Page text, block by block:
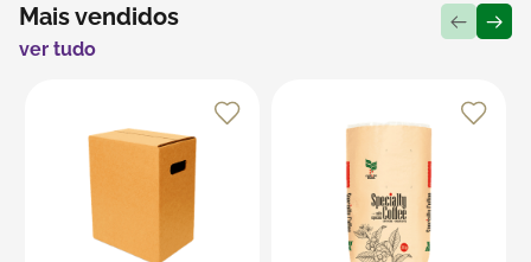
Mais vendidos
ver tudo